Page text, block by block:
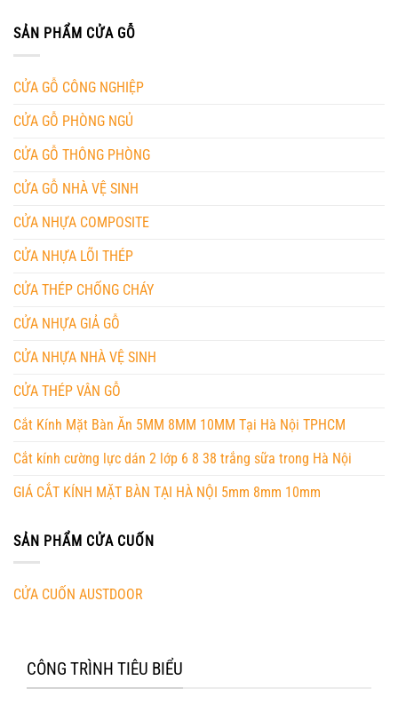
SẢN PHẨM CỬA GỖ
CỬA GỖ CÔNG NGHIỆP
CỬA GỖ PHÒNG NGỦ
CỬA GỖ THÔNG PHÒNG
CỬA GỖ NHÀ VỆ SINH
CỬA NHỰA COMPOSITE
CỬA NHỰA LÕI THÉP
CỬA THÉP CHỐNG CHÁY
CỬA NHỰA GIẢ GỖ
CỬA NHỰA NHÀ VỆ SINH
CỬA THÉP VÂN GỖ
Cắt Kính Mặt Bàn Ăn 5MM 8MM 10MM Tại Hà Nội TPHCM
Cắt kính cường lực dán 2 lớp 6 8 38 trắng sữa trong Hà Nội
GIÁ CẮT KÍNH MẶT BÀN TẠI HÀ NỘI 5mm 8mm 10mm
SẢN PHẨM CỬA CUỐN
CỬA CUỐN AUSTDOOR
CÔNG TRÌNH TIÊU BIỂU